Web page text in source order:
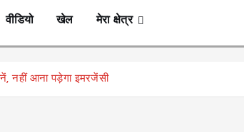
वीडियो खेल मेरा क्षेत्र
नहीं आना पड़ेगा इमरजेंसी